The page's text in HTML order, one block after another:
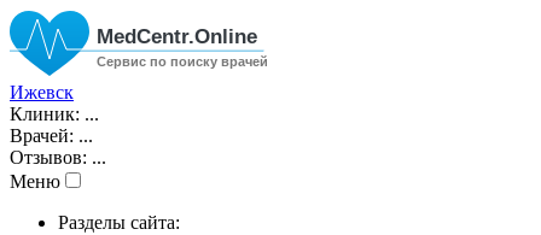
Ижевск
Клиник: ...
Врачей: ...
Отзывов: ...
Меню
Разделы сайта: